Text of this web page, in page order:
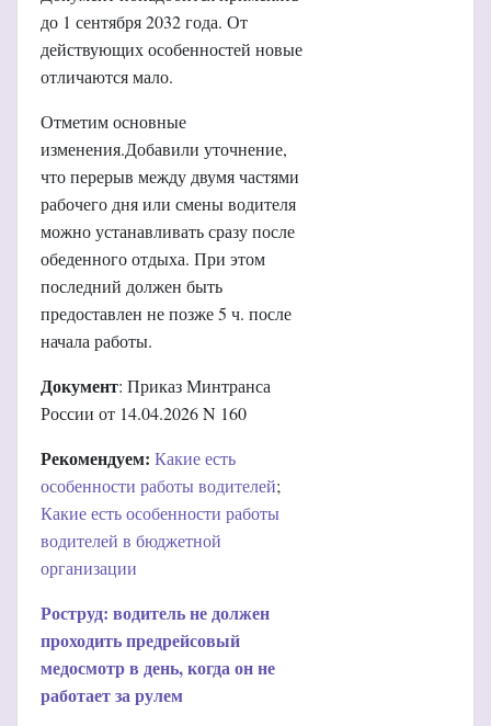
до 1 сентября 2032 года. От
действующих особенностей новые
отличаются мало.
Отметим основные
изменения.Добавили уточнение,
что перерыв между двумя частями
рабочего дня или смены водителя
можно устанавливать сразу после
обеденного отдыха. При этом
последний должен быть
предоставлен не позже 5 ч. после
начала работы.
Документ: Приказ Минтранса
России от 14.04.2026 N 160
Рекомендуем: Какие есть
особенности работы водителей;
Какие есть особенности работы
водителей в бюджетной
организации
Роструд: водитель не должен
проходить предрейсовый
медосмотр в день, когда он не
работает за рулем